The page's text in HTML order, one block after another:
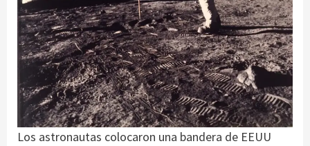
Los astronautas colocaron una bandera de EEUU